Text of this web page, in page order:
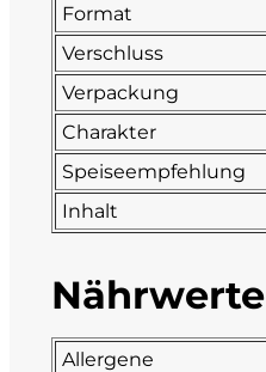
Format
Verschluss
Verpackung
Charakter
Speiseempfehlung
Inhalt
Nährwerte
Allergene
Malvirà
Marrone
Masseria Li Veli
Massolino
Mora e Memo